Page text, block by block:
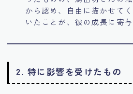
から認め、自由に描かせて
いたことが、彼の成長に寄与
2. 特に影響を受けたもの